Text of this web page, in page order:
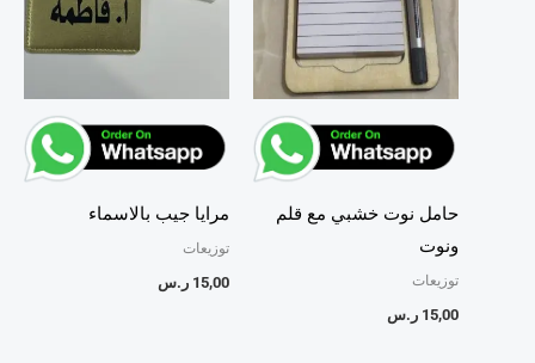
حامل نوت خشبي مع قلم
ونوت
توزيعات
15,00 ر.س
مرايا جيب بالاسماء
توزيعات
15,00 ر.س